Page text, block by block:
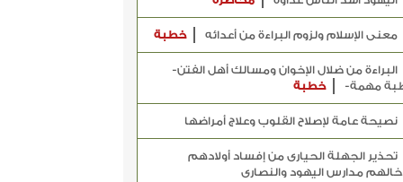
معنى الإسلام ولزوم البراءة من أعدائه خطبة
البراءة من ضلال الإخوان ومسالك أهل الفتن-
مهمة-
خطبة
نصيحة عامة لإصلاح القلوب وعلاج أمراضها
تحذير الجهلة الحيارى من إفساد أولادهم
مدارس اليهود والنصارى